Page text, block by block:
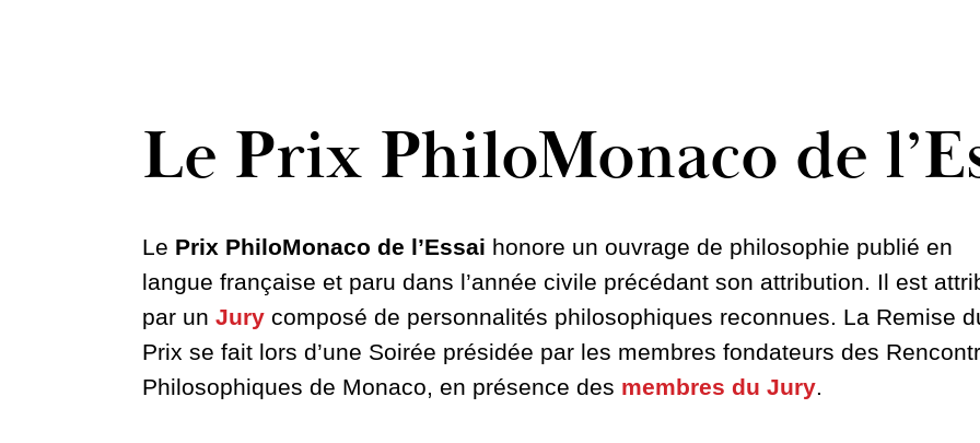
Le Prix PhiloMonaco de
Le Prix PhiloMonaco de l’Essai honore un ouvrage de philosophie publié en
langue française et paru dans l’année civile précédant son attribution. Il est
par unJurycomposé de personnalités philosophiques reconnues. La Remise
Prix se fait lors d’une Soirée présidée par les membres fondateurs des
Philosophiques de Monaco, en présence des membres du Jury.